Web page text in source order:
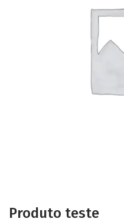
Produto teste